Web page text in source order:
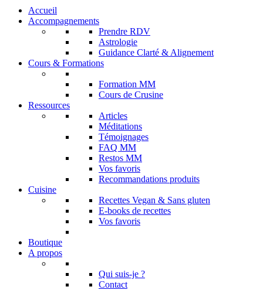
Accueil
Accompagnements
Prendre RDV
Astrologie
Guidance Clarté & Alignement
Cours & Formations
Formation MM
Cours de Crusine
Ressources
Articles
Méditations
Témoignages
FAQ MM
Restos MM
Vos favoris
Recommandations produits
Cuisine
Recettes Vegan & Sans gluten
E-books de recettes
Vos favoris
Boutique
A propos
Qui suis-je ?
Contact